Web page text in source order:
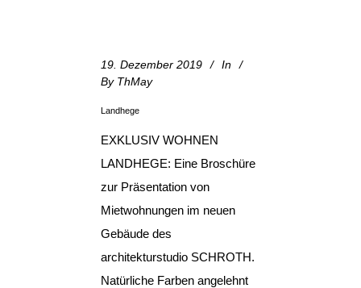
19. Dezember 2019
In
By ThMay
Landhege
EXKLUSIV WOHNEN
LANDHEGE: Eine Broschüre
zur Präsentation von
Mietwohnungen im neuen
Gebäude des
architekturstudio SCHROTH.
Natürliche Farben angelehnt